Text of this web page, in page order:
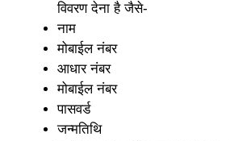
विवरण देना है जैसे-
नाम
मोबाईल नंबर
आधार नंबर
मोबाईल नंबर
पासवर्ड
जन्मतिथि